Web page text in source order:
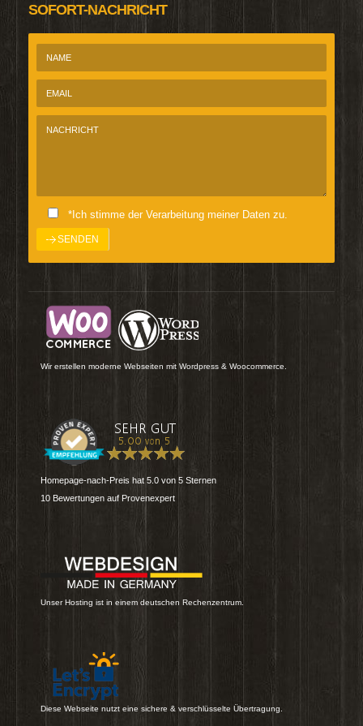
SOFORT-NACHRICHT
*Ich stimme der Verarbeitung meiner Daten zu.
Wir erstellen moderne Webseiten mit Wordpress & Woocommerce.
Homepage-nach-Preis hat 5.0 von 5 Sternen
10 Bewertungen auf Provenexpert
Unser Hosting ist in einem deutschen Rechenzentrum.
Diese Webseite nutzt eine sichere & verschlüsselte Übertragung.